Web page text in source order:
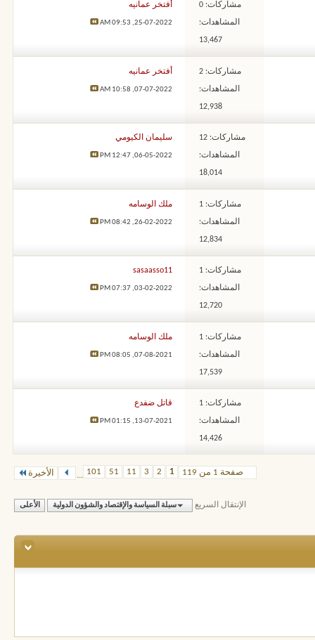
مشاركات: 0
المشاهدات:
13,467
أفتخر عمانيه
25-07-2022,
09:53 AM
مشاركات: 2
المشاهدات:
12,938
أفتخر عمانيه
07-07-2022,
10:58 AM
مشاركات: 12
المشاهدات:
18,014
سليمان الكيومي
06-05-2022,
12:47 PM
مشاركات: 1
المشاهدات:
12,834
ملك الوسامه
26-02-2022,
08:42 PM
مشاركات: 1
المشاهدات:
12,720
sasaasso11
03-02-2022,
07:37 PM
مشاركات: 1
المشاهدات:
17,539
ملك الوسامه
07-08-2021,
08:05 PM
مشاركات: 1
المشاهدات:
14,426
قاتل ضفدع
13-07-2021,
01:15 PM
صفحة 1 من 119 1
2
3
11
51
101
... الأخيرة
الإنتقال السريع سبلة السياسة والإقتصاد والشؤون الدولية الأعلى